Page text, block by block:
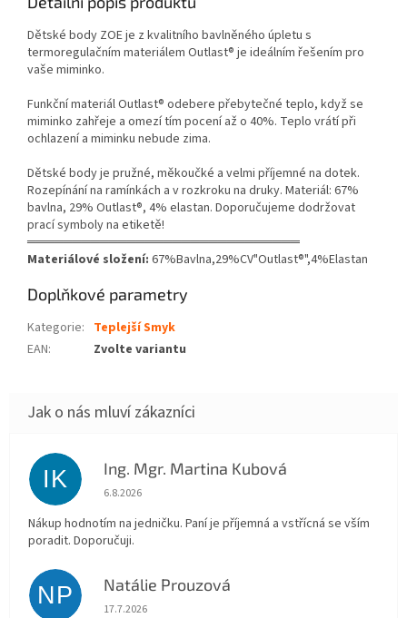
Dětské body ZOE je z kvalitního bavlněného úpletu s
termoregulačním materiálem Outlast® je ideálním řešením pro
vaše miminko.
Funkční materiál Outlast® odebere přebytečné teplo, když se
miminko zahřeje a omezí tím pocení až o 40%. Teplo vrátí při
ochlazení a miminku nebude zima.
Dětské body je pružné, měkoučké a velmi příjemné na dotek.
Rozepínání na ramínkách a v rozkroku na druky. Materiál: 67%
bavlna, 29% Outlast®, 4% elastan. Doporučujeme dodržovat
prací symboly na etiketě!
══════════════════════════════
Materiálové složení: 67%Bavlna,29%CV"Outlast®",4%Elastan
Doplňkové parametry
Kategorie: Teplejší Smyk
EAN: Zvolte variantu
IK Ing. Mgr. Martina Kubová
Hodnocení obchodu je 5 z 5 hvězdiček.
6.8.2026
Nákup hodnotím na jedničku. Paní je příjemná a vstřícná se vším
poradit. Doporučuji.
NP Natálie Prouzová
Hodnocení obchodu je 5 z 5 hvězdiček.
17.7.2026